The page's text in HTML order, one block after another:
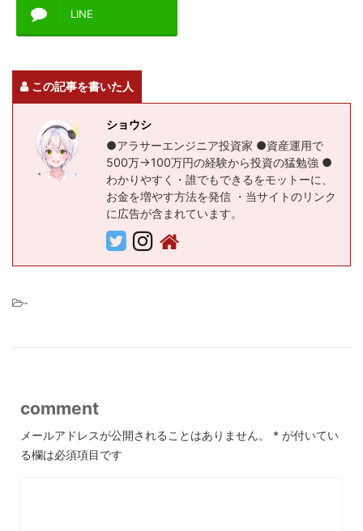
LINE
この記事を書いた人
ショウシ
●アラサーエンジニア投資家 ●資産運用で
500万→100万円の経験から投資の猛勉強 ●
わかりやすく・誰でもできるをモットーに、
お金を増やす方法を発信 ・当サイトのリンク
に広告が含まれています。
-
comment
メールアドレスが公開されることはありません。 * が付いてい
る欄は必須項目です